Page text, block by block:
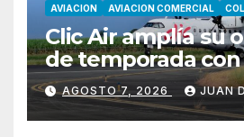
AVIACION AVIACION COMERCIAL
Clic Air amplía su
de temporada con
rutas hacia
AGOSTO 7, 2026 JUAN